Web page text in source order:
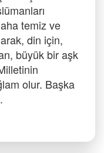
temiz ve
din için,
büyük bir aşk
olur. Başka